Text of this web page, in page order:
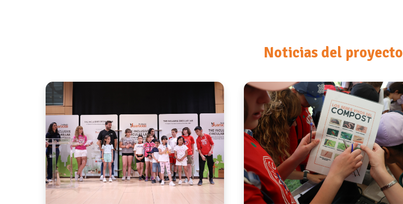
Noticias del proyecto